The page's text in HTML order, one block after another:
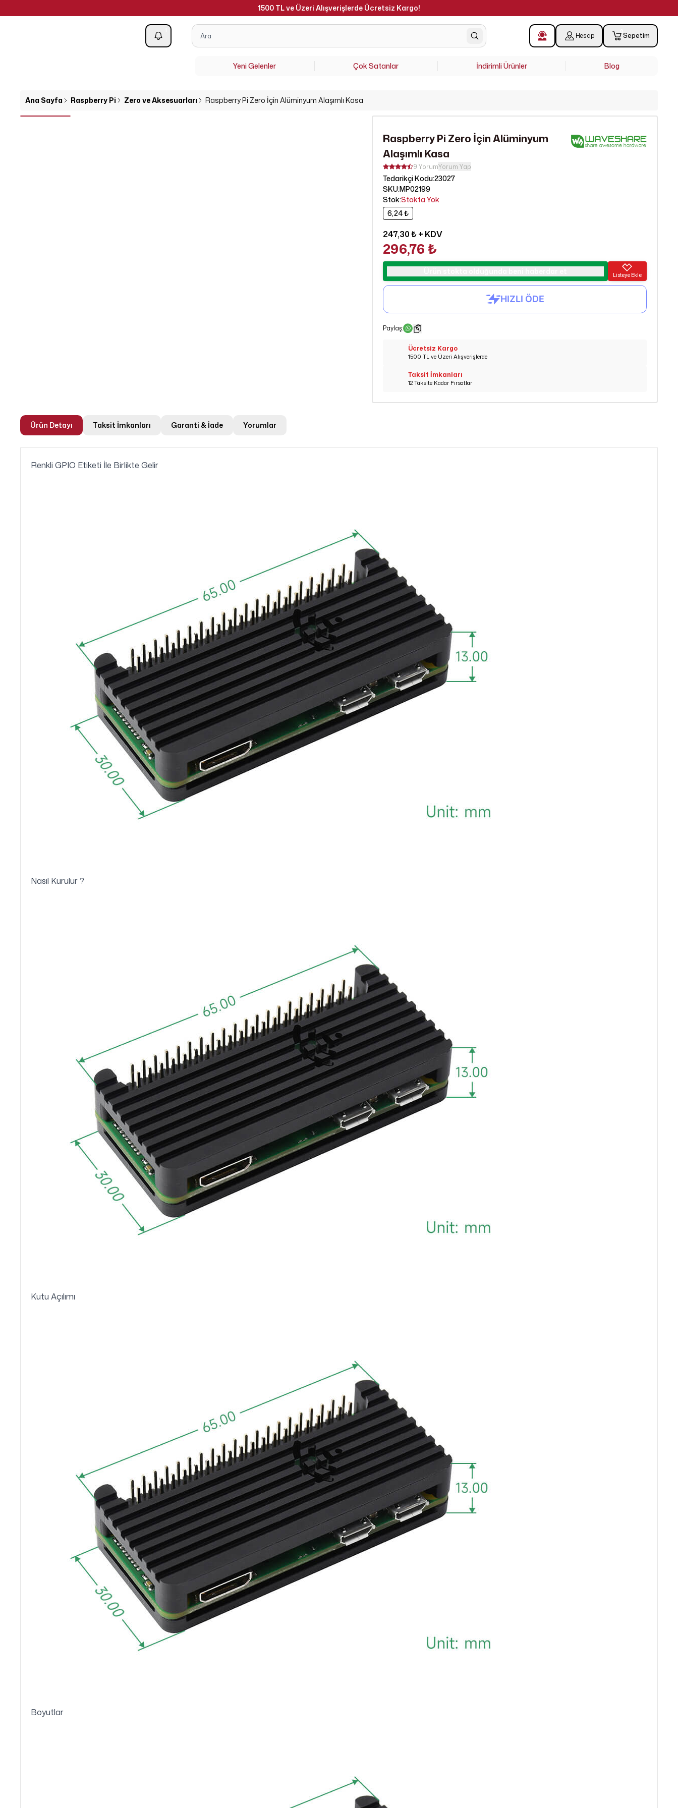
Hafta İçi Saat 15.00'a Kadar Verilen Siparişler Aynı Gün Kargoda !
Hesap 0 Sepetim
Yeni Gelenler Çok Satanlar İndirimli Ürünler Blog
Ana Sayfa Raspberry Pi Zero ve Aksesuarları Raspberry Pi Zero İçin Alüminyum Alaşımlı Kasa
Raspberry Pi Zero İçin Alüminyum
Alaşımlı Kasa
9 YorumYorum Yap
Tedarikçi Kodu:23027
SKU:MP02199
Stok:Stokta Yok
6,24 ₺
247,30 ₺+ KDV
296,76 ₺
Listeye Ekle
Paylaş:
Ücretsiz Kargo
1500 TL ve Üzeri Alışverişlerde
Taksit İmkanları
12 Taksite Kadar Fırsatlar
Ürün Detayı Taksit İmkanları Garanti & İade Yorumlar
Renkli GPIO Etiketi İle Birlikte Gelir
Nasıl Kurulur ?
Kutu Açılımı
Boyutlar